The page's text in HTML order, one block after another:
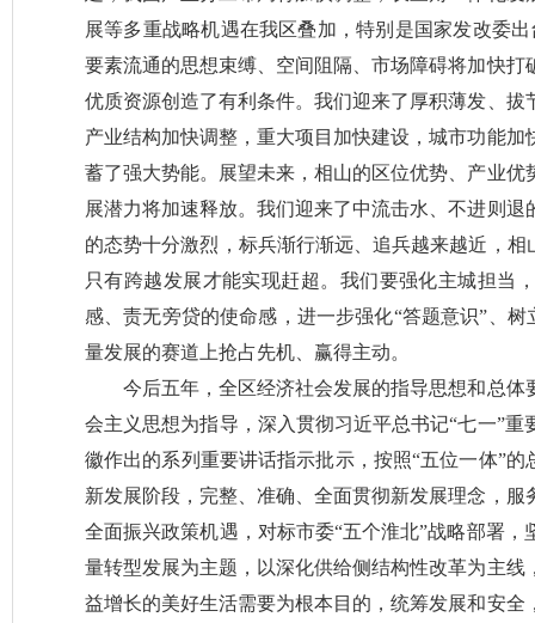
展等多重战略机遇在我区叠加，特别是国家发改委
要素流通的思想束缚、空间阻隔、市场障碍将加快
优质资源创造了有利条件。我们迎来了厚积薄发、
产业结构加快调整，重大项目加快建设，城市功能
蓄了强大势能。展望未来，相山的区位优势、产业
展潜力将加速释放。我们迎来了中流击水、不进则
的态势十分激烈，标兵渐行渐远、追兵越来越近，
只有跨越发展才能实现赶超。我们要强化主城担当
感、责无旁贷的使命感，进一步强化“答题意识”、树
量发展的赛道上抢占先机、赢得主动。
今后五年，全区经济社会发展的指导思想和总
会主义思想为指导，深入贯彻习近平总书记“七一”
徽作出的系列重要讲话指示批示，按照“五位一体”
新发展阶段，完整、准确、全面贯彻新发展理念，
全面振兴政策机遇，对标市委“五个淮北”战略部署
量转型发展为主题，以深化供给侧结构性改革为主
益增长的美好生活需要为根本目的，统筹发展和安